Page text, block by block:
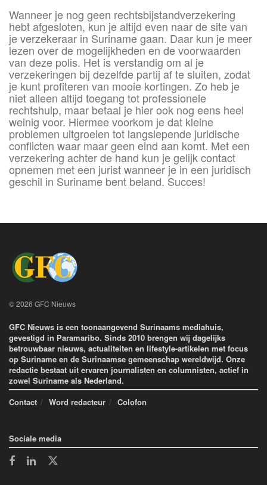
Wanneer je nog geen rechtsbijstandverzekering
hebt afgesloten, kun je altijd even naar de site van
je verzekeraar in Suriname gaan. Daar kun je meer
lezen over de mogelijkheden en de voorwaarden
van deze polis. Het is verstandig om al je
verzekeringen bij dezelfde partij af te sluiten, zodat
je kunt profiteren van mooie kortingen. Zo heb je
niet alleen altijd toegang tot professionele
rechtshulp, maar betaal je hier ook nog eens heel
weinig voor. Hiermee voorkom je dat kleine
problemen uitgroeien tot langslepende juridische
conflicten waar maar geen eind aan komt. Met een
verzekering achter de hand kun je gelijk contact
opnemen met een jurist wanneer je in een juridisch
geschil in Suriname bent beland. Succes!
© 2026 GFC Nieuws
GFC Nieuws is een toonaangevend Surinaams mediahuis,
gevestigd in Paramaribo. Sinds 2010 brengen wij dagelijks
betrouwbaar nieuws, actualiteiten en lifestyle-artikelen met focus
op Suriname en de Surinaamse gemeenschap wereldwijd. Onze
redactie bestaat uit ervaren journalisten en columnisten, actief in
zowel Suriname als Nederland.
Contact
Word redacteur Colofon
Sociale media